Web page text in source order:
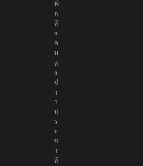
ง
เ
พื่
อ
สั
ง
ค
ม
ส่
ง
ข่
า
ว
ป
ร
ะ
ช